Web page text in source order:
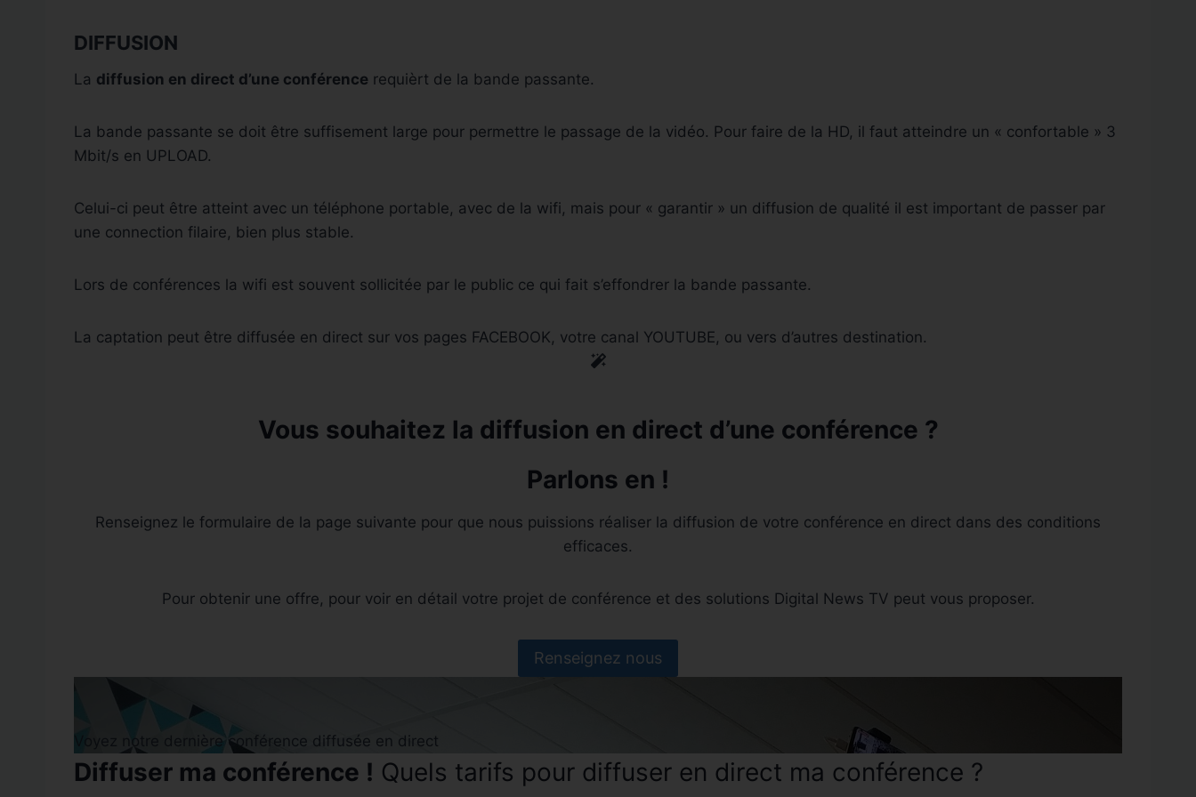
DIFFUSION
La diffusion en direct d’une conférence requièrt de la bande passante.
La bande passante se doit être suffisement large pour permettre le passage de la vidéo. Pour faire de la HD, il faut atteindre un « confortable » 3
Mbit/s en UPLOAD.
Celui-ci peut être atteint avec un téléphone portable, avec de la wifi, mais pour « garantir » un diffusion de qualité il est important de passer par
une connection filaire, bien plus stable.
Lors de conférences la wifi est souvent sollicitée par le public ce qui fait s’effondrer la bande passante.
La captation peut être diffusée en direct sur vos pages FACEBOOK, votre canal YOUTUBE, ou vers d’autres destination.
Vous souhaitez la diffusion en direct d’une conférence ?
Parlons en !
Renseignez le formulaire de la page suivante pour que nous puissions réaliser la diffusion de votre conférence en direct dans des conditions
efficaces.
Pour obtenir une offre, pour voir en détail votre projet de conférence et des solutions Digital News TV peut vous proposer.
Renseignez nous
Voyez notre dernière conférence diffusée en direct
Diffuser ma conférence ! Quels tarifs pour diffuser en direct ma conférence ?